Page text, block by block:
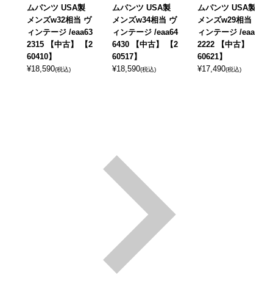
ムパンツ USA製
メンズw32相当 ヴ
ィンテージ /eaa63
2315 【中古】 【2
60410】
¥18,590(税込)
ムパンツ USA製
メンズw34相当 ヴ
ィンテージ /eaa64
6430 【中古】 【2
60517】
¥18,590(税込)
ムパンツ USA製
メンズw29相当 ヴ
ィンテージ /eaa65
2222 【中古】 【2
60621】
¥17,490(税込)